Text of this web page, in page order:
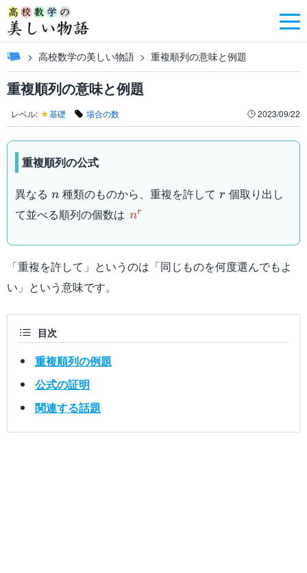
高校数学の美しい物語 重複順列の意味と例題
重複順列の意味と例題
レベル: ★基礎 場合の数 2023/09/22
重複順列の公式
異なる n
n 種類のものから、重複を許して r
r 個取り出し
て並べる順列の個数は n^r
nr
「重複を許して」というのは「同じものを何度選んでもよ
い」という意味です。
目次
重複順列の例題
公式の証明
関連する話題